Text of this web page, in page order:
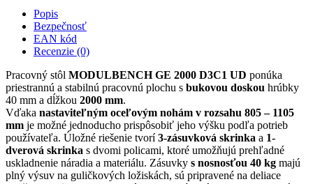
Popis
Bezpečnosť
EAN kód
Recenzie (0)
Pracovný stôl MODULBENCH GE 2000 D3C1 UD ponúka
priestrannú a stabilnú pracovnú plochu s bukovou doskou hrúbky
40 mm a dĺžkou 2000 mm.
Vďaka nastaviteľným oceľovým nohám v rozsahu 805 – 1105
mm je možné jednoducho prispôsobiť jeho výšku podľa potrieb
používateľa. Úložné riešenie tvorí3-zásuvková skrinka a 1-
dverová skrinka s dvomi policami, ktoré umožňujú prehľadné
uskladnenie náradia a materiálu. Zásuvky s nosnosťou 40 kg majú
plný výsuv na guličkových ložiskách, sú pripravené na deliace